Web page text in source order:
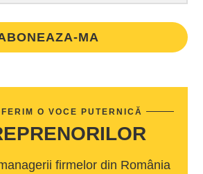
MA
O VOCE PUTERNICĂ
firmelor din România